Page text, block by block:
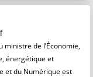
de l’Économie,
énergétique et
et du Numérique est